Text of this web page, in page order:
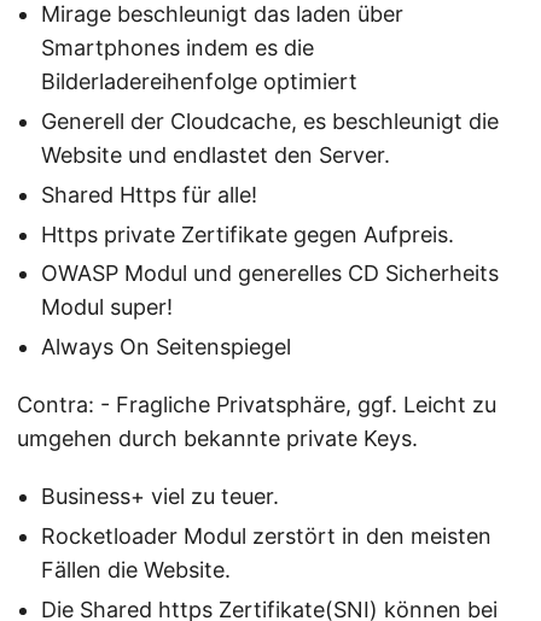
Mirage beschleunigt das laden über
Smartphones indem es die
Bilderladereihenfolge optimiert
Generell der Cloudcache, es beschleunigt die
Website und endlastet den Server.
Shared Https für alle!
Https private Zertifikate gegen Aufpreis.
OWASP Modul und generelles CD Sicherheits
Modul super!
Always On Seitenspiegel
Contra: - Fragliche Privatsphäre, ggf. Leicht zu
umgehen durch bekannte private Keys.
Business+ viel zu teuer.
Rocketloader Modul zerstört in den meisten
Fällen die Website.
Die Shared https Zertifikate(SNI) können bei